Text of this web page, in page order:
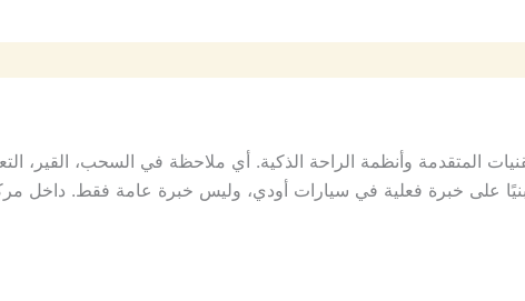
المتقدمة وأنظمة الراحة الذكية. أي ملاحظة في السحب، القير،
على خبرة فعلية في سيارات أودي، وليس خبرة عامة فقط. داخل